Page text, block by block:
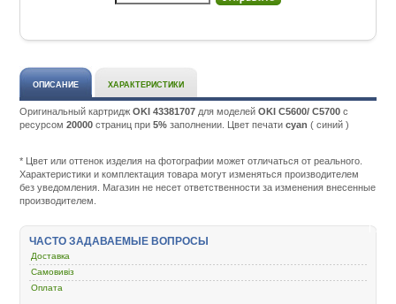
ОПИСАНИЕ ХАРАКТЕРИСТИКИ
Оригинальный картриджOKI 43381707 для моделейOKI C5600/ C5700 c
ресурсом20000страниц при5% заполнении. Цвет печатиcyan( синий )
materialy/
kartridzh-
printera-
c5600-
* Цвет или оттенок изделия на фотографии может отличаться от реального.
Характеристики и комплектация товара могут изменяться производителем
без уведомления. Магазин не несет ответственности за изменения внесенные
производителем.
ЧАСТО ЗАДАВАЕМЫЕ ВОПРОСЫ
Доставка
Самовивіз
Оплата